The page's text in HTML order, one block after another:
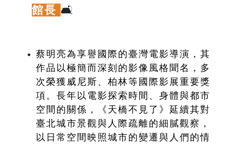
館長 🛋️
蔡明亮為享譽國際的臺灣電影導演，其
作品以極簡而深刻的影像風格聞名，多
次榮獲威尼斯、柏林等國際影展重要獎
項。長年以電影探索時間、身體與都市
空間的關係，《天橋不見了》延續其對
臺北城市景觀與人際疏離的細膩觀察，
以日常空間映照城市的變遷與人們的情